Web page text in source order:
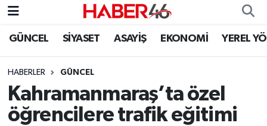
GÜNCEL SİYASET ASAYİŞ EKONOMİ YEREL
HABERLER GÜNCEL
Kahramanmaraş’ta özel
öğrencilere trafik eğitimi
GÜNCEL
SİYASET
EKONOMİ
Nöbetçi Eczaneler
Hava Durumu
Kahramanmaraş Namaz Vakitleri